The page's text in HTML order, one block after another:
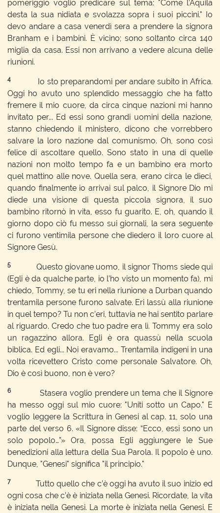
pomeriggio voglio predicare sul tema: "Come l’Aquila
desta la sua nidiata e svolazza sopra i suoi piccini." Io
devo andare a casa venerdì sera a prendere la signora
Branham e i bambini. È vicino; sono soltanto circa 140
miglia da casa. Essi non arrivano a vedere alcuna delle
riunioni.
4
Io sto preparandomi per andare subito in Africa.
Oggi ho avuto uno splendido messaggio che ha fatto
fremere il mio cuore, da circa cinque nazioni mi hanno
invitato per... Ed essi sono grandi uomini della nazione,
stanno chiedendo il ministero, dicono che vorrebbero
salvare la loro nazione dal comunismo. Oh, sono così
felice di ascoltare quello. Sono stato in una di quelle
nazioni non molto tempo fa e un bambino era morto
quel mattino alle nove. Quella sera, erano circa le dieci,
quando finalmente io arrivai sul palco, il Signore Dio mi
diede una visione di questa piccola signora, il suo
bambino ritornò in vita, esso fu guarito. E, oh, quando il
giorno dopo ciò fu messo sui giornali, la sera seguente
ci furono ventimila persone che diedero il loro cuore al
Signore Gesù.
5
Questo giovane uomo, il signor Thoms siede qui
(Egli è da qualche parte, io l’ho visto un momento fa), mi
chiedo, Tommy, se tu eri nella riunione a Durban quando
trentamila persone furono salvate. Eri lassù alla riunione
in quel tempo? Tu non c’eri, tuttavia ne hai sentito parlare
al riguardo. Credo che tuo padre era lì. Tommy era solo
un ragazzino allora. Egli è ora quassù nella scuola
biblica. Ed egli... Noi eravamo... Trentamila indigeni in una
volta ricevettero Cristo come personale Salvatore. Oh,
Dio è così buono, non è vero?
6Stasera voglio prendere un tema che il Signore
ha messo oggi sul mio cuore: "Uniti sotto un Capo." E
voglio leggere la Scrittura in Genesi al cap. 11, solo una
parte del verso 6. «Il Signore disse: “Ecco, essi sono un
solo popolo…”» Ora, possa Egli aggiungere le Sue
benedizioni alla lettura della Sua Parola. Il popolo è uno.
Dunque, "Genesi" significa "il principio."
7
Tutto quello che c’è oggi ha avuto il suo inizio ed
ogni cosa che c’è è iniziata nella Genesi. Ricordate, la vita
è iniziata nella Genesi. La morte è iniziata nella Genesi. E